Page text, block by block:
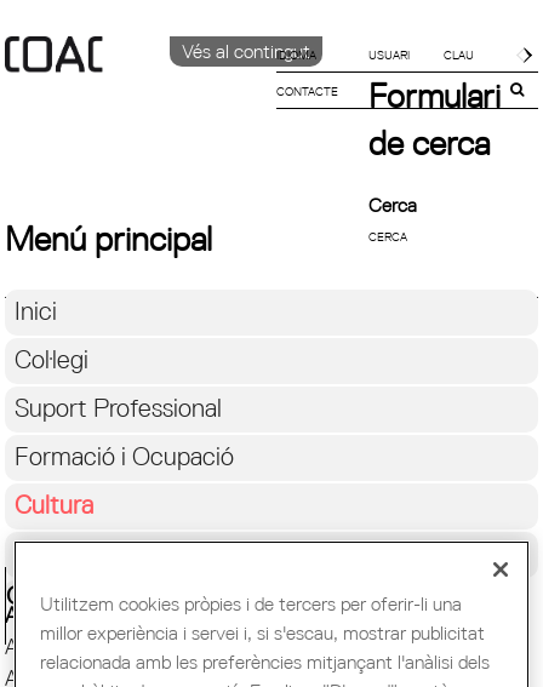
Vés al contingut
IDIOMA
CATALÀ
CONTACTE
Formulari
de cerca
Cerca
Menú principal
Inici
Col·legi
Suport Professional
Formació i Ocupació
Cultura
Congrés Mundial d'Arquitectes UIA
Ciutadania
Actes i Exposicions
Arxiu Històric
Arquitectura catalana
Utilitzem cookies pròpies i de tercers per oferir-li una
millor experiència i servei i, si s'escau, mostrar publicitat
relacionada amb les preferències mitjançant l'anàlisi dels